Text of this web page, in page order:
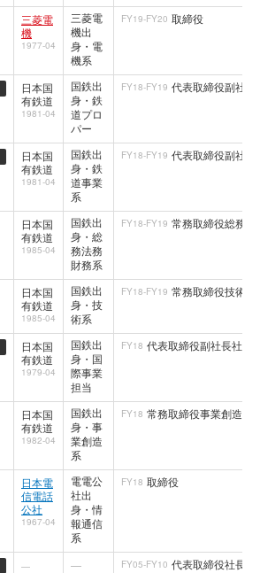
三菱電
機
1977-04
三菱電
機出
身・電
機系
FY19-FY20 取締役
日本国
有鉄道
1981-04
国鉄出
身・鉄
道プロ
パー
FY18-FY19 代表取締役副社
日本国
有鉄道
1981-04
国鉄出
身・鉄
道事業
系
FY18-FY19 代表取締役副社
日本国
有鉄道
1985-04
国鉄出
身・総
務法務
財務系
FY18-FY19 常務取締役総務
日本国
有鉄道
1985-04
国鉄出
身・技
術系
FY18-FY19 常務取締役技術
日本国
有鉄道
1979-04
国鉄出
身・国
際事業
担当
FY18 代表取締役副社長社長
日本国
有鉄道
1982-04
国鉄出
身・事
業創造
系
FY18 常務取締役事業創造本
日本電
信電話
公社
1967-04
電電公
社出
身・情
報通信
系
FY18 取締役
— — FY05-FY10 代表取締役社長